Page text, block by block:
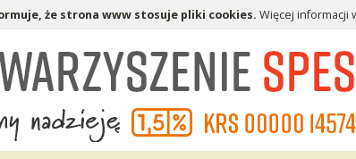
że strona www stosuje pliki cookies. Więcej informacji